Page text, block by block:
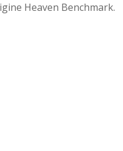
Heaven Benchmark.